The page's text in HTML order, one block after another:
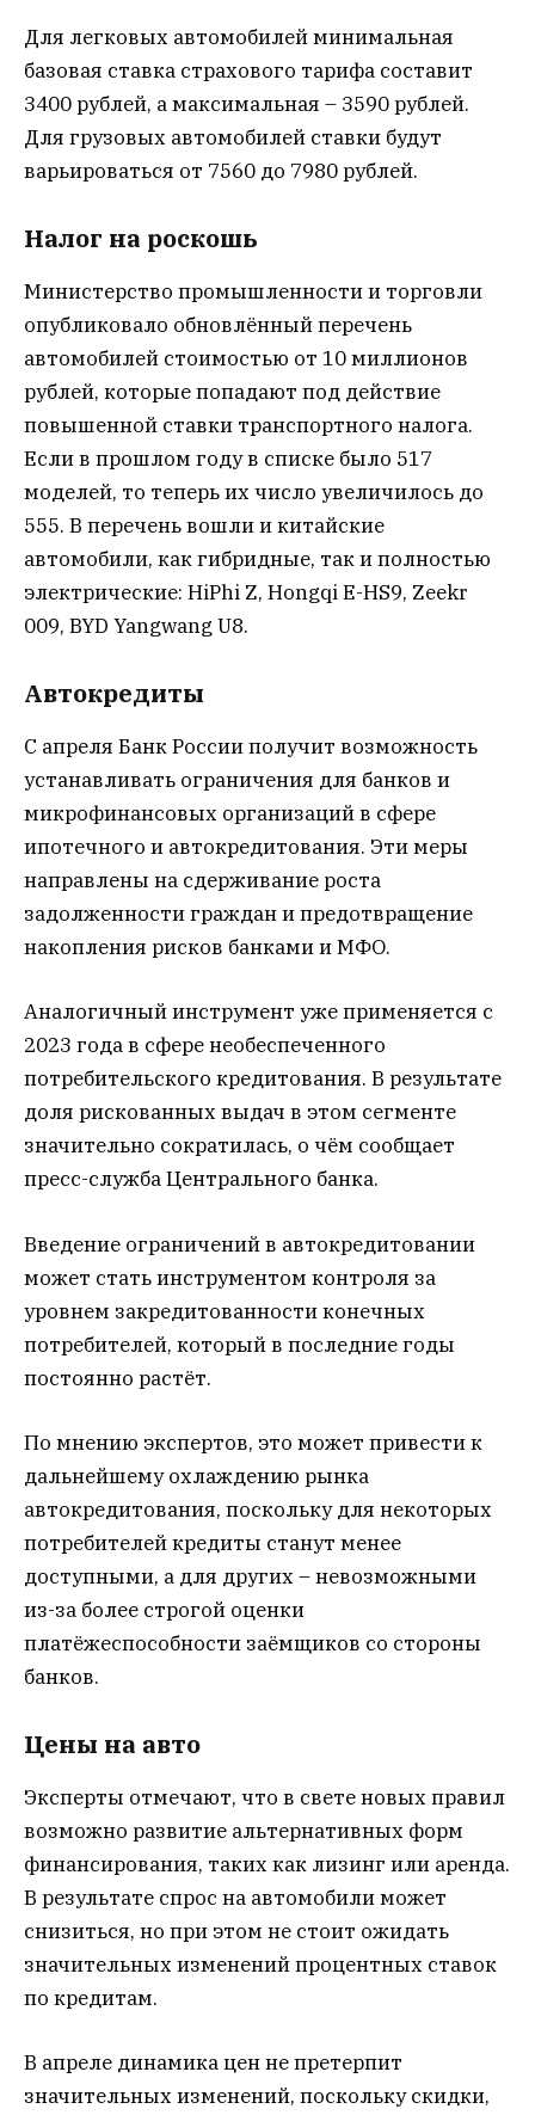
Для легковых автомобилей минимальная
базовая ставка страхового тарифа составит
3400 рублей, а максимальная – 3590 рублей.
Для грузовых автомобилей ставки будут
варьироваться от 7560 до 7980 рублей.
Налог на роскошь
Министерство промышленности и торговли
опубликовало обновлённый перечень
автомобилей стоимостью от 10 миллионов
рублей, которые попадают под действие
повышенной ставки транспортного налога.
Если в прошлом году в списке было 517
моделей, то теперь их число увеличилось до
555. В перечень вошли и китайские
автомобили, как гибридные, так и полностью
электрические: HiPhi Z, Hongqi E-HS9, Zeekr
009, BYD Yangwang U8.
Автокредиты
С апреля Банк России получит возможность
устанавливать ограничения для банков и
микрофинансовых организаций в сфере
ипотечного и автокредитования. Эти меры
направлены на сдерживание роста
задолженности граждан и предотвращение
накопления рисков банками и МФО.
Аналогичный инструмент уже применяется с
2023 года в сфере необеспеченного
потребительского кредитования. В результате
доля рискованных выдач в этом сегменте
значительно сократилась, о чём сообщает
пресс-служба Центрального банка.
Введение ограничений в автокредитовании
может стать инструментом контроля за
уровнем закредитованности конечных
потребителей, который в последние годы
постоянно растёт.
По мнению экспертов, это может привести к
дальнейшему охлаждению рынка
автокредитования, поскольку для некоторых
потребителей кредиты станут менее
доступными, а для других – невозможными
из-за более строгой оценки
платёжеспособности заёмщиков со стороны
банков.
Цены на авто
Эксперты отмечают, что в свете новых правил
возможно развитие альтернативных форм
финансирования, таких как лизинг или аренда.
В результате спрос на автомобили может
снизиться, но при этом не стоит ожидать
значительных изменений процентных ставок
по кредитам.
В апреле динамика цен не претерпит
значительных изменений, поскольку скидки,